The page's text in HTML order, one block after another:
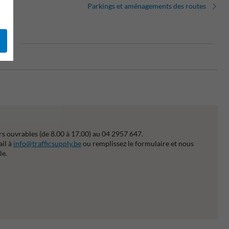
Parkings et aménagements des routes
ouvrables (de 8.00 à 17.00) au 04 2957 647.
à info@trafficsupply.beou remplissez le formulaire et nous